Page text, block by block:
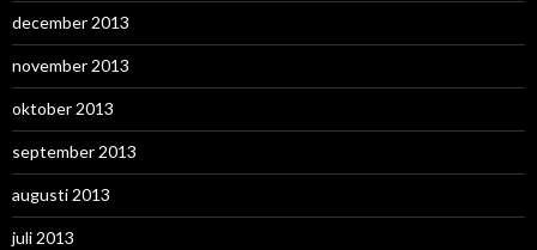
december 2013
november 2013
oktober 2013
september 2013
augusti 2013
juli 2013